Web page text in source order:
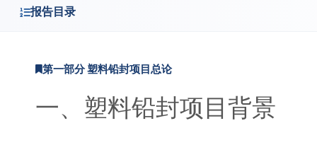
报告目录
第一部分 塑料铅封项目总论
一、塑料铅封项目背景